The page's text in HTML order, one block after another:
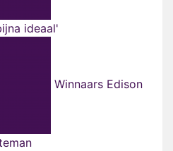
ideaal'
Winnaars Edison